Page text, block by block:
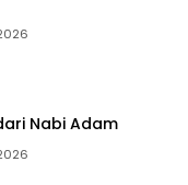
Nabi Adam